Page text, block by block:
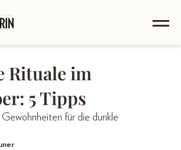
Rituale im
5 Tipps
für die dunkle